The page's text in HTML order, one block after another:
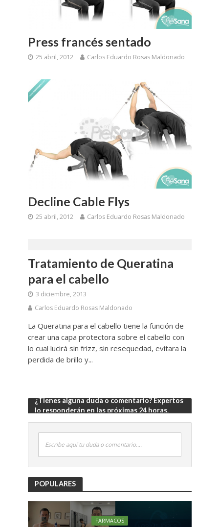
Press francés sentado
25 abril, 2012 Carlos Eduardo Rosas Maldonado
Decline Cable Flys
25 abril, 2012 Carlos Eduardo Rosas Maldonado
Tratamiento de Queratina
para el cabello
3 diciembre, 2013
Carlos Eduardo Rosas Maldonado
La Queratina para el cabello tiene la función de
crear una capa protectora sobre el cabello con
lo cual lucirá sin frizz, sin resequedad, evitara la
perdida de brillo y...
¿Tienes alguna duda o comentario? Expertos
lo responderán en las próximas 24 horas.
Escribe aquí tu duda o comentario....
POPULARES
FARMACOS